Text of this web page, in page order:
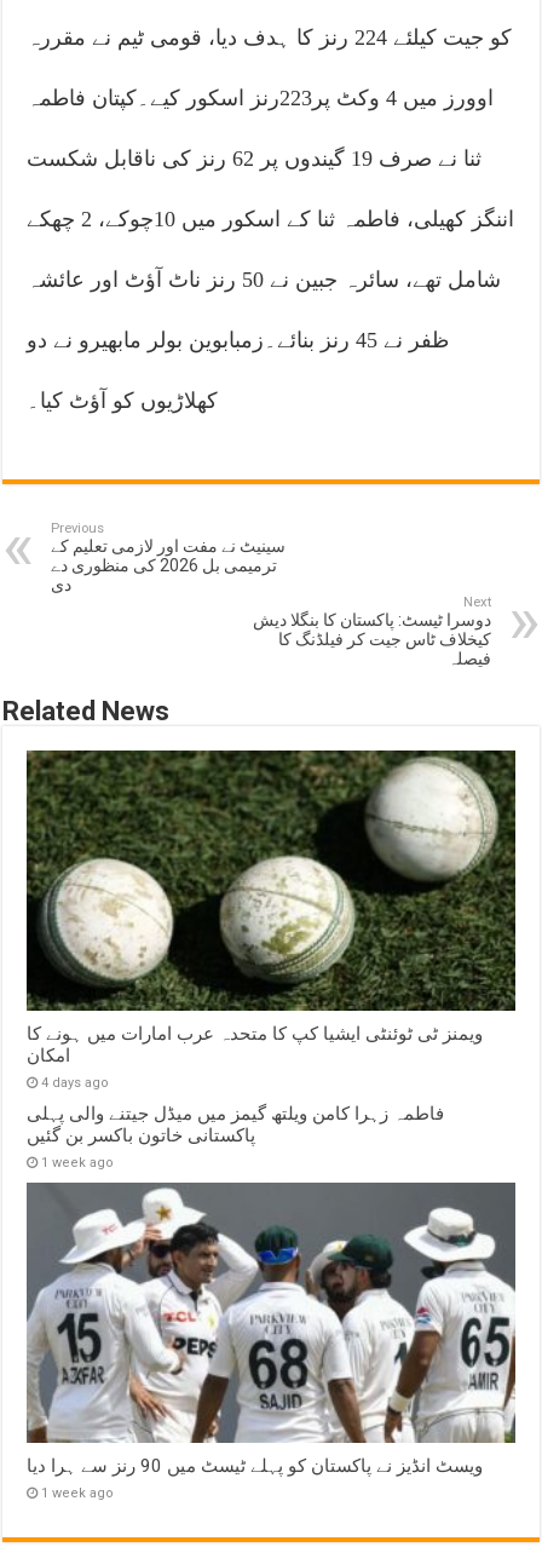
کو جیت کیلئے 224 رنز کا ہدف دیا، قومی ٹیم نے مقررہ
اوورز میں 4 وکٹ پر223رنز اسکور کیے۔کپتان فاطمہ
ثنا نے صرف 19 گیندوں پر 62 رنز کی ناقابل شکست
اننگز کھیلی، فاطمہ ثنا کے اسکور میں 10چوکے، 2 چھکے
شامل تھے، سائرہ جبین نے 50 رنز ناٹ آؤٹ اور عائشہ
ظفر نے 45 رنز بنائے۔زمبابوین بولر مابھیرو نے دو
کھلاڑیوں کو آؤٹ کیا۔
Previous
سینیٹ نے مفت اور لازمی تعلیم کے
ترمیمی بل 2026 کی منظوری دے
دی
Next
دوسرا ٹیسٹ: پاکستان کا بنگلا دیش
کیخلاف ٹاس جیت کر فیلڈنگ کا
فیصلہ
Related News
ویمنز ٹی ٹوئنٹی ایشیا کپ کا متحدہ عرب امارات میں ہونے کا
امکان
4 days ago
فاطمہ زہرا کامن ویلتھ گیمز میں میڈل جیتنے والی پہلی
پاکستانی خاتون باکسر بن گئیں
1 week ago
ویسٹ انڈیز نے پاکستان کو پہلے ٹیسٹ میں 90 رنز سے ہرا دیا
1 week ago